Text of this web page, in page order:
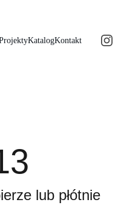
KatalogKontakt
lub płótnie